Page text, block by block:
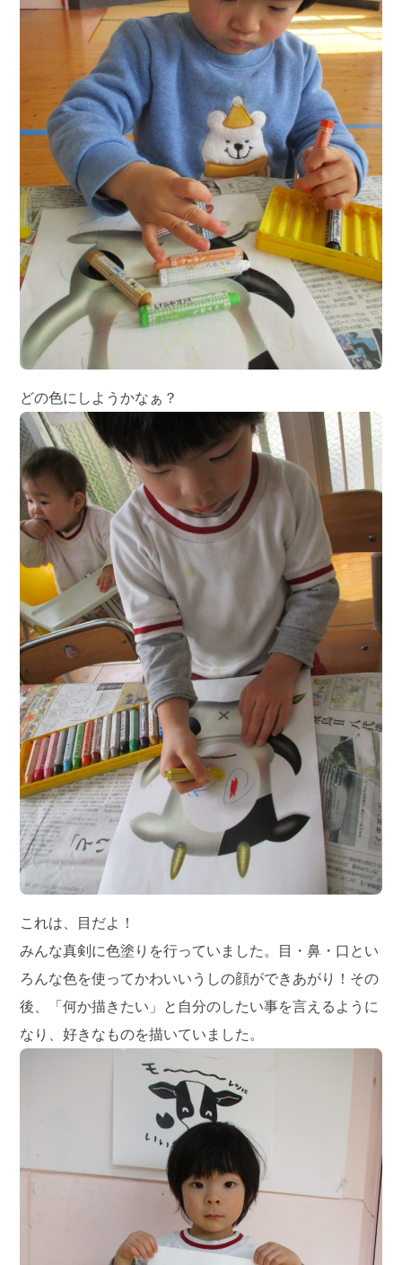
どの色にしようかなぁ？
これは、目だよ！
みんな真剣に色塗りを行っていました。目・鼻・口とい
ろんな色を使ってかわいいうしの顔ができあがり！その
後、「何か描きたい」と自分のしたい事を言えるように
なり、好きなものを描いていました。